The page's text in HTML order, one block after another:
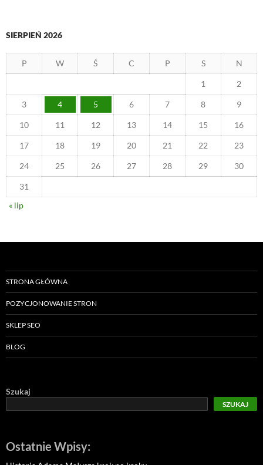
SIERPIEŃ 2026
P W Ś C P S N
1 2
3 4 5 6 7 8 9
10 11 12 13 14 15 16
17 18 19 20 21 22 23
24 25 26 27 28 29 30
31
« lip
STRONA GŁÓWNA
POZYCJONOWANIE STRON
SKLEP SEO
BLOG
Szukaj
SZUKAJ
Ostatnie Wpisy: